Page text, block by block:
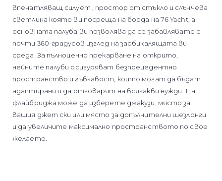
впечатляващ силует , простор от стъкло и слънчева
светлина която ви посреща на борда на 76 Yacht, а
основната палуба ви позволява да се забавлявате с
почти 360-градусов изглед на заобикалящата ви
среда. За пълноценно прекарване на открито,
нейните палуби осигуряват безпрецедентно
пространство и гъвкавост, които могат да бъдат
адаптирани и да отговарят на всякакви нужди. На
флайбриджа може да изберете джакузи, място за
вашия джет ски или място за допълнителни шезлонги
и да увеличите максимално пространството по свое
желаете.